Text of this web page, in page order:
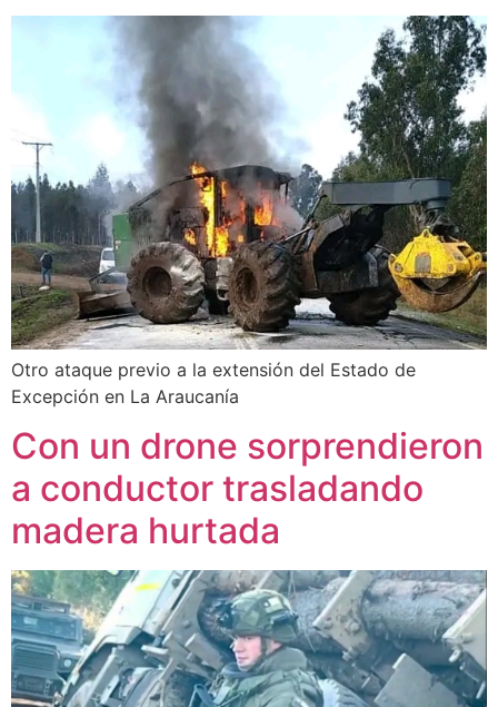
Otro ataque previo a la extensión del Estado de
Excepción en La Araucanía
Con un drone sorprendieron
a conductor trasladando
madera hurtada